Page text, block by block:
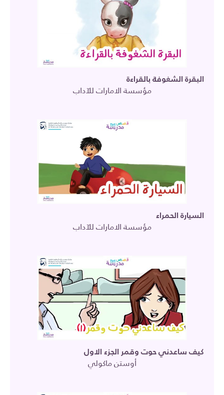
البقرة الشغوفة بالقراءة
مؤسسة الامارات للآداب
السيارة الحمراء
مؤسسة الامارات للآداب
كيف ساعدني حوت وقمر الجزء الاول
أوستن ماكولي